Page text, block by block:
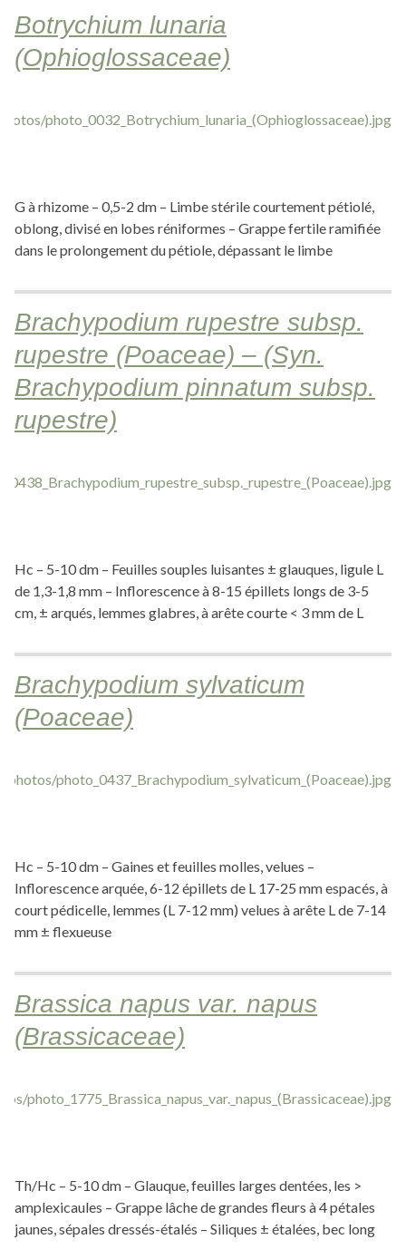
Botrychium lunaria
(Ophioglossaceae)
G à rhizome – 0,5-2 dm – Limbe stérile courtement pétiolé,
oblong, divisé en lobes réniformes – Grappe fertile ramifiée
dans le prolongement du pétiole, dépassant le limbe
Brachypodium rupestre subsp.
rupestre (Poaceae) – (Syn.
Brachypodium pinnatum subsp.
rupestre)
Hc – 5-10 dm – Feuilles souples luisantes ± glauques, ligule L
de 1,3-1,8 mm – Inflorescence à 8-15 épillets longs de 3-5
cm, ± arqués, lemmes glabres, à arête courte < 3 mm de L
Brachypodium sylvaticum
(Poaceae)
Hc – 5-10 dm – Gaines et feuilles molles, velues –
Inflorescence arquée, 6-12 épillets de L 17-25 mm espacés, à
court pédicelle, lemmes (L 7-12 mm) velues à arête L de 7-14
mm ± flexueuse
Brassica napus var. napus
(Brassicaceae)
Th/Hc – 5-10 dm – Glauque, feuilles larges dentées, les >
amplexicaules – Grappe lâche de grandes fleurs à 4 pétales
jaunes, sépales dressés-étalés – Siliques ± étalées, bec long